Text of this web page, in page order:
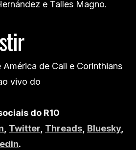
e Talles Magno.
de Cali e Corinthians
vivo do
do R10
Twitter Threads Bluesky,
.